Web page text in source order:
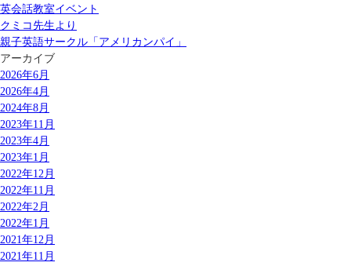
英会話教室イベント
クミコ先生より
親子英語サークル「アメリカンパイ」
アーカイブ
2026年6月
2026年4月
2024年8月
2023年11月
2023年4月
2023年1月
2022年12月
2022年11月
2022年2月
2022年1月
2021年12月
2021年11月